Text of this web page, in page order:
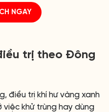
NGAY
trị theo Đông
điều trị khí hư vàng xanh
việc khử trùng hay dùng